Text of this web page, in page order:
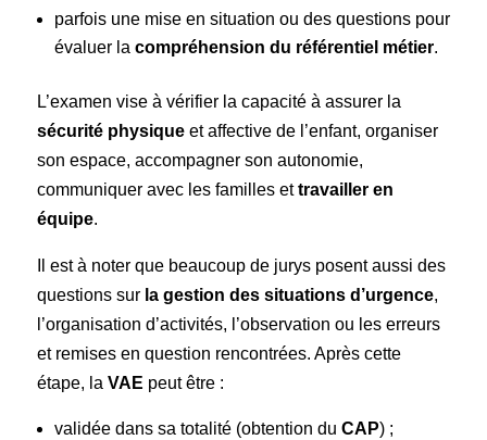
parfois une mise en situation ou des questions pour
évaluer la compréhension du référentiel métier.
L’examen vise à vérifier la capacité à assurer la
sécurité physiqueet affective de l’enfant, organiser
son espace, accompagner son autonomie,
communiquer avec les familles ettravailler en
équipe.
Il est à noter que beaucoup de jurys posent aussi des
questions sur la gestion des situations d’urgence,
l’organisation d’activités, l’observation ou les erreurs
et remises en question rencontrées. Après cette
étape, la VAE peut être :
validée dans sa totalité (obtention du CAP) ;